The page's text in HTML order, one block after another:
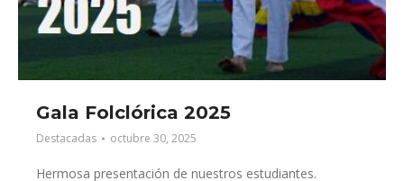
Gala Folclórica 2025
Destacadas octubre 30, 2025
Hermosa presentación de nuestros estudiantes.